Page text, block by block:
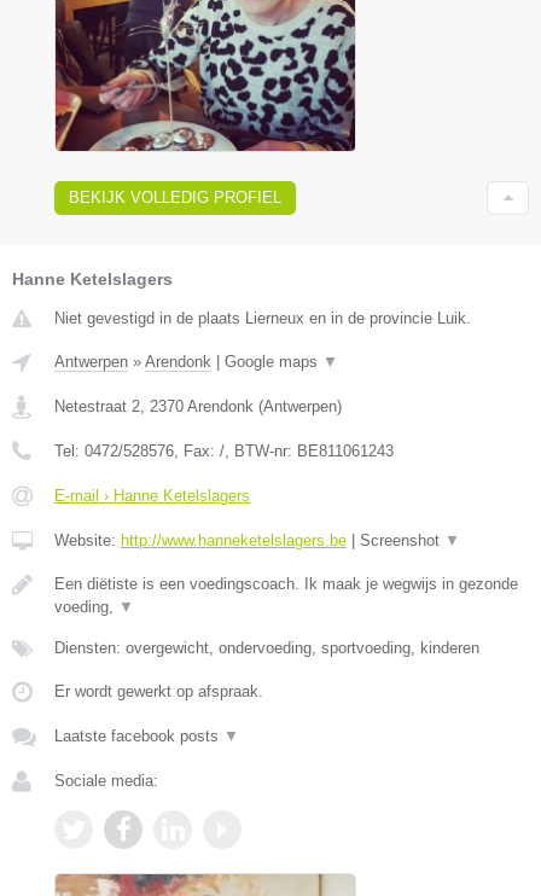
BEKIJK VOLLEDIG PROFIEL
Hanne Ketelslagers
Niet gevestigd in de plaats Lierneux en in de provincie Luik.
Antwerpen » Arendonk | Google maps ▼
Netestraat 2 2370 Arendonk (Antwerpen)
Tel: 0472/528576 , Fax: / , BTW-nr: BE811061243
E-mail › Hanne Ketelslagers
Website: http://www.hanneketelslagers.be | Screenshot ▼
Een diëtiste is een voedingscoach. Ik maak je wegwijs in gezonde
voeding,
▼
Diensten: overgewicht, ondervoeding, sportvoeding, kinderen
Er wordt gewerkt op afspraak.
Laatste facebook posts ▼
Sociale media: